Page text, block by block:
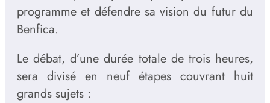
programme et défendre sa vision du futur du
Benfica.
Le débat, d’une durée totale de trois heures,
sera divisé en neuf étapes couvrant huit
grands sujets :